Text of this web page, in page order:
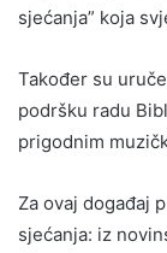
sjećanja” koja
Također su
podršku radu
prigodnim
Za ovaj događaj
sjećanja: iz